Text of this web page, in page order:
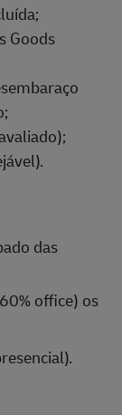
Goods
das
office) os